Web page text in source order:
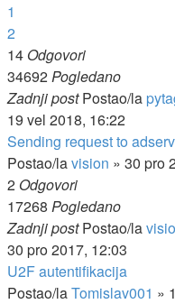
1
2
14 Odgovori
34692Pogledano
Zadnji postPostao/la
19 vel 2018, 16:22
Sending request to
Postao/lavision » 30 pro
2 Odgovori
17268 Pogledano
Zadnji postPostao/la
30 pro 2017, 12:03
U2F autentifikacija
Postao/laTomislav001 »